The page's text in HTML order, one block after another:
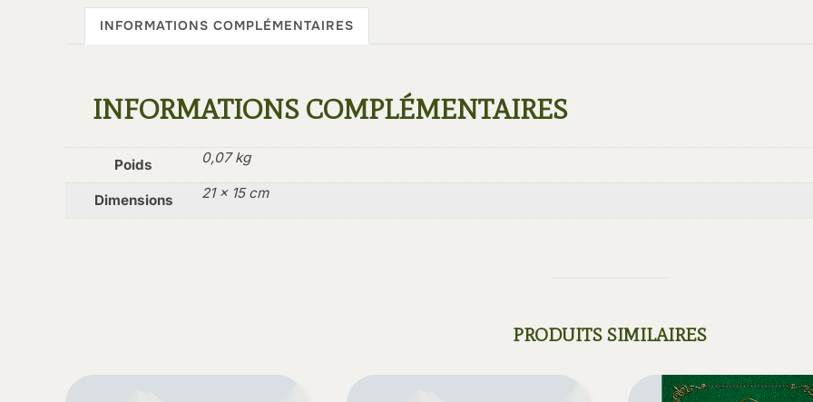
INFORMATIONS COMPLÉMENTAIRES
INFORMATIONS COMPLÉMENTAIRES
Poids 0,07 kg
Dimensions 21 × 15 cm
PRODUITS SIMILAIRES